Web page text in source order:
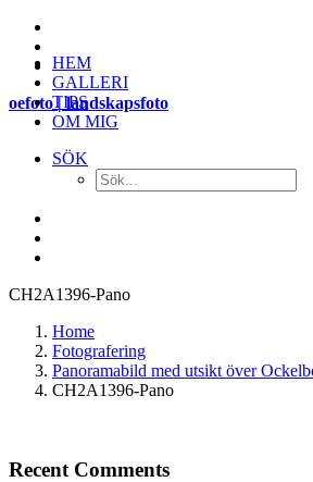
oefoto | landskapsfoto
HEM
GALLERI
TIPS
OM MIG
SÖK
CH2A1396-Pano
Home
Fotografering
Panoramabild med utsikt över
CH2A1396-Pano
Recent Comments